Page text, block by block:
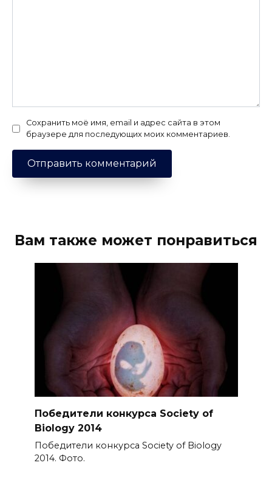
Сохранить моё имя, email и адрес сайта в этом
браузере для последующих моих комментариев.
Вам также может понравиться
Победители конкурса Society of
Biology 2014
Победители конкурса Society of Biology
2014. Фото.